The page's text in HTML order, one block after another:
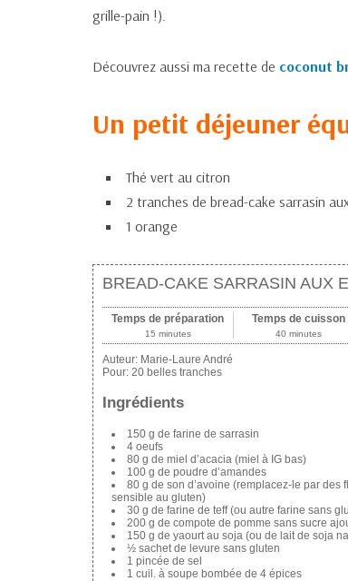
grille-pain !).
Découvrez aussi ma recette de coconut
Un petit déjeuner
Thé vert au citron
2 tranches de bread-cake sarrasin
1 orange
BREAD-CAKE SARRASIN AUX
Temps de préparation
15 minutes
Temps de cuisson
40 minutes
Auteur: Marie-Laure André
Pour: 20 belles tranches
Ingrédients
150 g de farine de sarrasin
4 oeufs
80 g de miel d’acacia (miel à IG bas)
100 g de poudre d’amandes
80 g de son d’avoine (remplacez-le par
sensible au gluten)
30 g de farine de teff (ou autre farine sans
200 g de compote de pomme sans sucre
150 g de yaourt au soja (ou de lait de soja
½ sachet de levure sans gluten
1 pincée de sel
1 cuil. à soupe bombée de 4 épices